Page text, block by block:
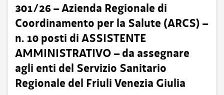
301/26 – Azienda Regionale di
Coordinamento per la Salute (ARCS) –
n. 10 posti di ASSISTENTE
AMMINISTRATIVO – da assegnare
agli enti del Servizio Sanitario
Regionale del Friuli Venezia Giulia